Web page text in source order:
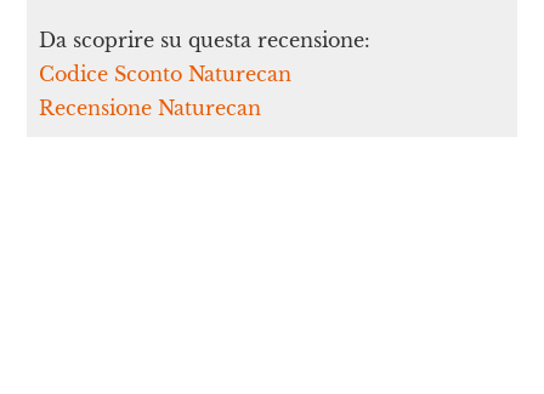
Da scoprire su questa recensione:
Codice Sconto Naturecan
Recensione Naturecan